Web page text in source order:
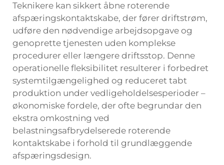
Teknikere kan sikkert åbne roterende
afspæringskontaktskabe, der fører driftstrøm,
udføre den nødvendige arbejdsopgave og
genoprette tjenesten uden komplekse
procedurer eller længere driftsstop. Denne
operationelle fleksibilitet resulterer i forbedret
systemtilgængelighed og reduceret tabt
produktion under vedligeholdelsesperioder –
økonomiske fordele, der ofte begrundar den
ekstra omkostning ved
belastningsafbrydelserede roterende
kontaktskabe i forhold til grundlæggende
afspæringsdesign.